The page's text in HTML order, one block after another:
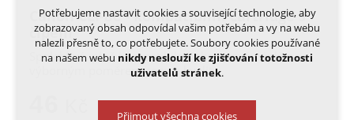
Canon CLI-8C - kompatibilní cartridge s
čipem
Spolehlivá, plně kompatibilní inkoustová náplň s
výborným poměrem ceny a kvality
Potřebujeme nastavit cookies a související technologie, aby
zobrazovaný obsah odpovídal vašim potřebám a vy na webu
nalezli přesně to, co potřebujete. Soubory cookies používané
na našem webu nikdy neslouží ke zjišťování totožnosti
uživatelů stránek.
Přijmout všechna cookies